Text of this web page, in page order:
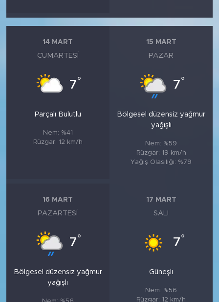
14 MART
CUMARTESI
7°
Parçalı Bulutlu
Nem: %41
Rüzgar: 12 km/h
15 MART
PAZAR
7°
Bölgesel düzensiz yağmur
yağışlı
Nem: %59
Rüzgar: 19 km/h
Yağış Olasılığı: %79
16 MART
PAZARTESI
7°
Bölgesel düzensiz yağmur
yağışlı
17 MART
SALI
7°
Güneşli
Nem: %56
Rüzgar: 12 km/h